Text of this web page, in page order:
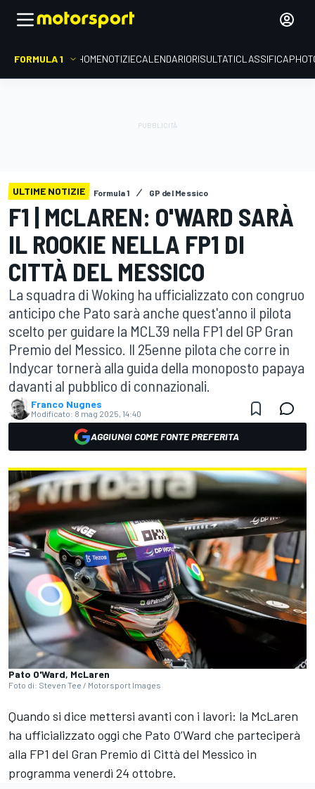
FORMULA 1 HOMENOTIZIECALENDARIORISULTATICLASSIFICA
ULTIME NOTIZIE Formula 1 GP del Messico
F1 | MCLAREN: O'WARD SARÀ
IL ROOKIE NELLA FP1 DI
CITTÀ DEL MESSICO
La squadra di Woking ha ufficializzato con congruo
anticipo che Pato sarà anche quest'anno il pilota
scelto per guidare la MCL39 nella FP1 del GP Gran
Premio del Messico. Il 25enne pilota che corre in
Indycar tornerà alla guida della monoposto papaya
davanti al pubblico di connazionali.
Franco Nugnes
Modificato: 8 mag 2025, 14:40
AGGIUNGI COME FONTE PREFERITA
Pato O'Ward, McLaren
Foto di: Steven Tee / Motorsport Images
Quando si dice mettersi avanti con i lavori: la McLaren
ha ufficializzato oggi che Pato O’Ward che parteciperà
alla FP1 del Gran Premio di Città del Messico in
programma venerdì 24 ottobre.